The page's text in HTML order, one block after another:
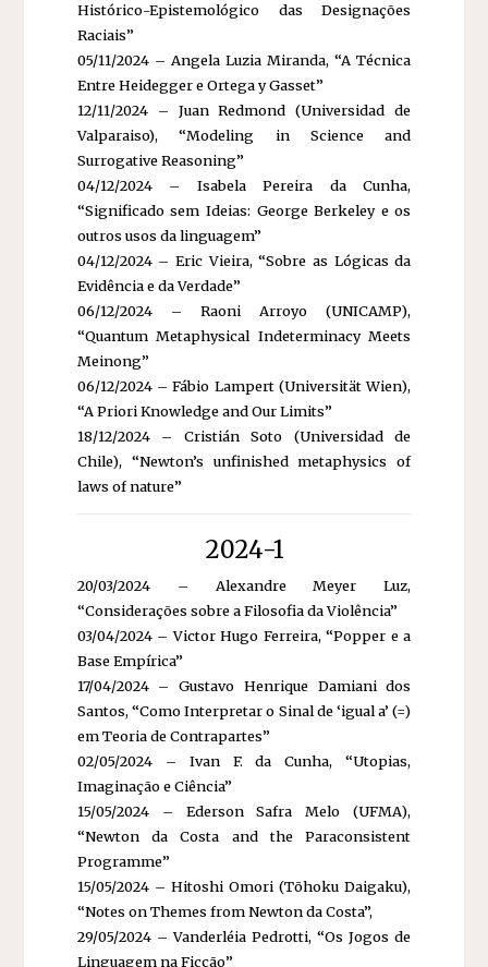
Histórico-Epistemológico das Designações
Raciais”
05/11/2024 – Angela Luzia Miranda, “A Técnica
Entre Heidegger e Ortega y Gasset”
12/11/2024 – Juan Redmond (Universidad de
Valparaiso), “Modeling in Science and
Surrogative Reasoning”
04/12/2024 – Isabela Pereira da Cunha,
“Significado sem Ideias: George Berkeley e os
outros usos da linguagem”
04/12/2024 – Eric Vieira, “Sobre as Lógicas da
Evidência e da Verdade”
06/12/2024 – Raoni Arroyo (UNICAMP),
“Quantum Metaphysical Indeterminacy Meets
Meinong”
06/12/2024 – Fábio Lampert (Universität Wien),
“A Priori Knowledge and Our Limits”
18/12/2024 – Cristián Soto (Universidad de
Chile), “Newton’s unfinished metaphysics of
laws of nature”
2024-1
20/03/2024 – Alexandre Meyer Luz,
“Considerações sobre a Filosofia da Violência”
03/04/2024 – Victor Hugo Ferreira, “Popper e a
Base Empírica”
17/04/2024 – Gustavo Henrique Damiani dos
Santos, “Como Interpretar o Sinal de ‘igual a’ (=)
em Teoria de Contrapartes”
02/05/2024 – Ivan F. da Cunha, “Utopias,
Imaginação e Ciência”
15/05/2024 – Ederson Safra Melo (UFMA),
“Newton da Costa and the Paraconsistent
Programme”
15/05/2024 – Hitoshi Omori (Tōhoku Daigaku),
“Notes on Themes from Newton da Costa”,
29/05/2024 – Vanderléia Pedrotti, “Os Jogos de
Linguagem na Ficção”